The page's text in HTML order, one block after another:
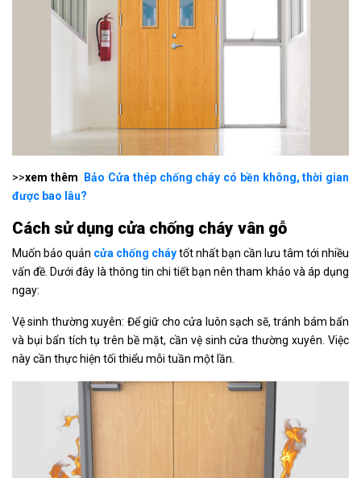
>>xem thêm
Bảo Cửa thép chống cháy có bền không, thời gian
được bao lâu?
Cách sử dụng cửa chống cháy vân gỗ
Muốn bảo quản cửa chống cháytốt nhất bạn cần lưu tâm tới nhiều
vấn đề. Dưới đây là thông tin chi tiết bạn nên tham khảo và áp dụng
ngay:
Vệ sinh thường xuyên: Để giữ cho cửa luôn sạch sẽ, tránh bám bẩn
và bụi bẩn tích tụ trên bề mặt, cần vệ sinh cửa thường xuyên. Việc
này cần thực hiện tối thiểu mỗi tuần một lần.